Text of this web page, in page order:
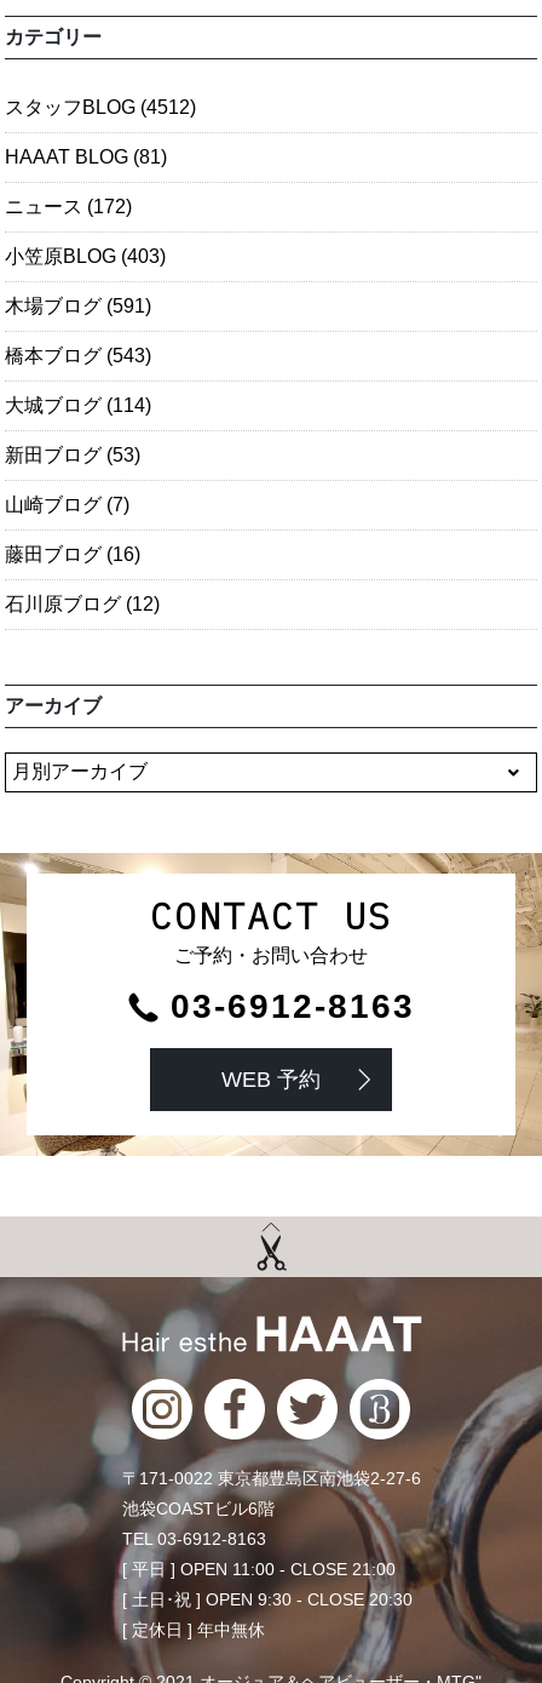
カテゴリー
スタッフBLOG (4512)
HAAAT BLOG (81)
ニュース (172)
小笠原BLOG (403)
木場ブログ (591)
橋本ブログ (543)
大城ブログ (114)
新田ブログ (53)
山崎ブログ (7)
藤田ブログ (16)
石川原ブログ (12)
アーカイブ
CONTACT US
ご予約・お問い合わせ
03-6912-8163
WEB 予約
〒171-0022 東京都豊島区南池袋2-27-6
池袋COASTビル6階
TEL 03-6912-8163
[ 平日 ] OPEN 11:00 - CLOSE 21:00
[ 土日･祝 ] OPEN 9:30 - CLOSE 20:30
[ 定休日 ] 年中無休